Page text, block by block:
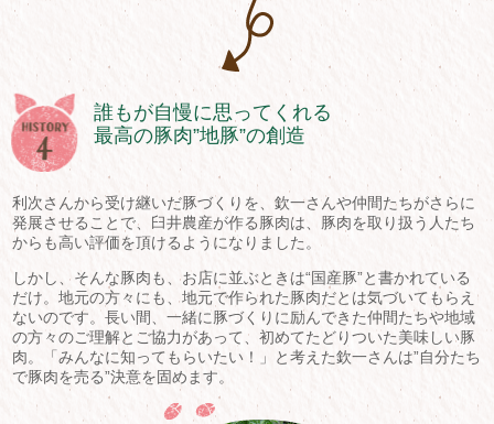
誰もが自慢に思ってくれる
最高の豚肉”地豚”の創造
利次さんから受け継いだ豚づくりを、欽一さんや仲間たちがさらに
発展させることで、臼井農産が作る豚肉は、豚肉を取り扱う人たち
からも高い評価を頂けるようになりました。
しかし、そんな豚肉も、お店に並ぶときは“国産豚”と書かれている
だけ。地元の方々にも、地元で作られた豚肉だとは気づいてもらえ
ないのです。長い間、一緒に豚づくりに励んできた仲間たちや地域
の方々のご理解とご協力があって、初めてたどりついた美味しい豚
肉。「みんなに知ってもらいたい！」と考えた欽一さんは”自分たち
で豚肉を売る”決意を固めます。